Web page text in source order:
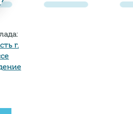
г.